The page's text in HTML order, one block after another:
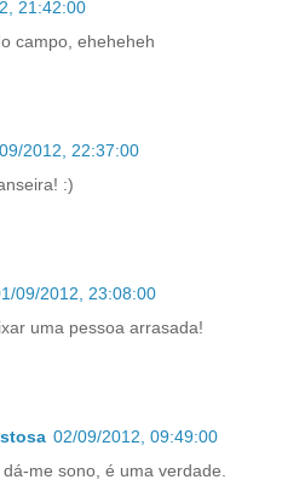
21:42:00
campo, eheheheh
2012, 22:37:00
:)
09/2012, 23:08:00
uma pessoa arrasada!
02/09/2012, 09:49:00
me sono, é uma verdade.